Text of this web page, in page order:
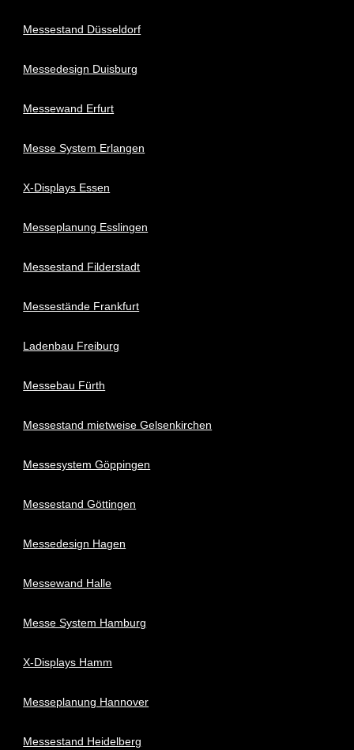
Messestand Düsseldorf
Messedesign Duisburg
Messewand Erfurt
Messe System Erlangen
X-Displays Essen
Messeplanung Esslingen
Messestand Filderstadt
Messestände Frankfurt
Ladenbau Freiburg
Messebau Fürth
Messestand mietweise Gelsenkirchen
Messesystem Göppingen
Messestand Göttingen
Messedesign Hagen
Messewand Halle
Messe System Hamburg
X-Displays Hamm
Messeplanung Hannover
Messestand Heidelberg